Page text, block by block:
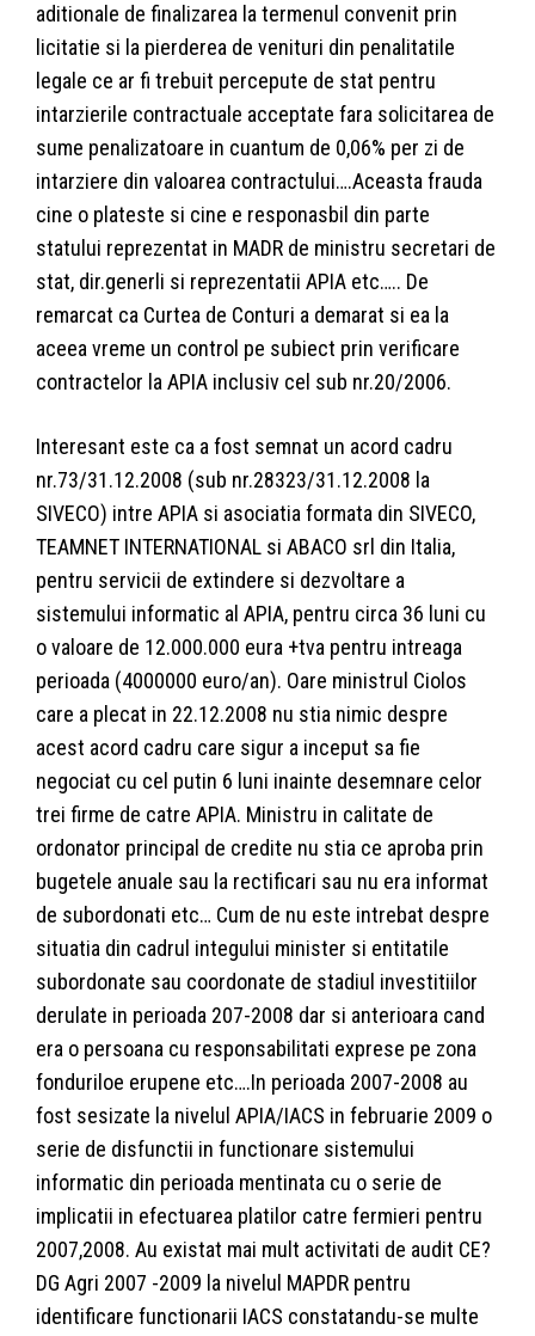
aditionale de finalizarea la termenul convenit prin
licitatie si la pierderea de venituri din penalitatile
legale ce ar fi trebuit percepute de stat pentru
intarzierile contractuale acceptate fara solicitarea de
sume penalizatoare in cuantum de 0,06% per zi de
intarziere din valoarea contractului….Aceasta frauda
cine o plateste si cine e responasbil din parte
statului reprezentat in MADR de ministru secretari de
stat, dir.generli si reprezentatii APIA etc….. De
remarcat ca Curtea de Conturi a demarat si ea la
aceea vreme un control pe subiect prin verificare
contractelor la APIA inclusiv cel sub nr.20/2006.
Interesant este ca a fost semnat un acord cadru
nr.73/31.12.2008 (sub nr.28323/31.12.2008 la
SIVECO) intre APIA si asociatia formata din SIVECO,
TEAMNET INTERNATIONAL si ABACO srl din Italia,
pentru servicii de extindere si dezvoltare a
sistemului informatic al APIA, pentru circa 36 luni cu
o valoare de 12.000.000 eura +tva pentru intreaga
perioada (4000000 euro/an). Oare ministrul Ciolos
care a plecat in 22.12.2008 nu stia nimic despre
acest acord cadru care sigur a inceput sa fie
negociat cu cel putin 6 luni inainte desemnare celor
trei firme de catre APIA. Ministru in calitate de
ordonator principal de credite nu stia ce aproba prin
bugetele anuale sau la rectificari sau nu era informat
de subordonati etc… Cum de nu este intrebat despre
situatia din cadrul integului minister si entitatile
subordonate sau coordonate de stadiul investitiilor
derulate in perioada 207-2008 dar si anterioara cand
era o persoana cu responsabilitati exprese pe zona
fonduriloe erupene etc….In perioada 2007-2008 au
fost sesizate la nivelul APIA/IACS in februarie 2009 o
serie de disfunctii in functionare sistemului
informatic din perioada mentinata cu o serie de
implicatii in efectuarea platilor catre fermieri pentru
2007,2008. Au existat mai mult activitati de audit CE?
DG Agri 2007 -2009 la nivelul MAPDR pentru
identificare functionarii IACS constatandu-se multe